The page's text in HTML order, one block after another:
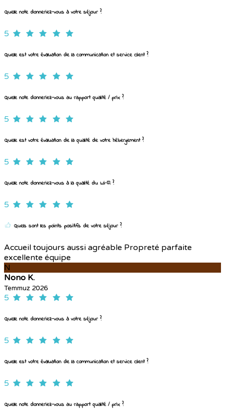
Quelle note donneriez-vous à votre séjour ?
5
Quelle est votre évaluation de la communication et service client ?
5
Quelle note donneriez-vous au rapport qualité / prix ?
5
Quelle est votre évaluation de la qualité de votre hébergement ?
5
Quelle note donneriez-vous à la qualité du Wi-Fi ?
5
Quels sont les points positifs de votre séjour ?
Accueil toujours aussi agréable Propreté parfaite
excellente équipe
N
Nono K.
Temmuz 2026
5
Quelle note donneriez-vous à votre séjour ?
5
Quelle est votre évaluation de la communication et service client ?
5
Quelle note donneriez-vous au rapport qualité / prix ?